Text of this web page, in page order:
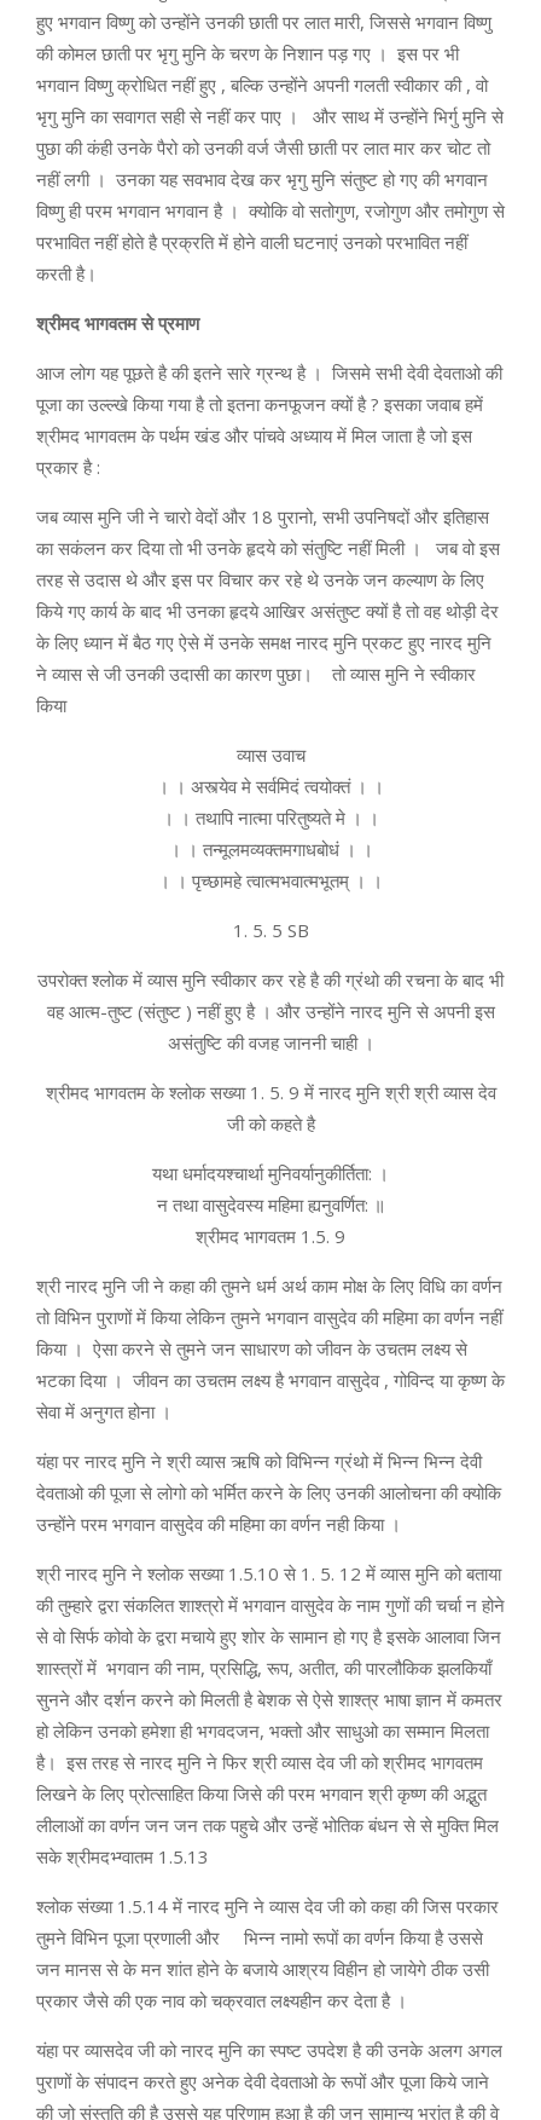
हुए भगवान विष्णु को उन्होंने उनकी छाती पर लात मारी, जिससे भगवान विष्णु
की कोमल छाती पर भृगु मुनि के चरण के निशान पड़ गए । इस पर भी
भगवान विष्णु क्रोधित नहीं हुए , बल्कि उन्होंने अपनी गलती स्वीकार की , वो
भृगु मुनि का सवागत सही से नहीं कर पाए । और साथ में उन्होंने भिर्गु मुनि से
पुछा की कंही उनके पैरो को उनकी वर्ज जैसी छाती पर लात मार कर चोट तो
नहीं लगी । उनका यह सवभाव देख कर भृगु मुनि संतुष्ट हो गए की भगवान
विष्णु ही परम भगवान भगवान है । क्योकि वो सतोगुण, रजोगुण और तमोगुण से
परभावित नहीं होते है प्रक्रति में होने वाली घटनाएं उनको परभावित नहीं
करती है।
श्रीमद भागवतम से प्रमाण
आज लोग यह पूछते है की इतने सारे ग्रन्थ है । जिसमे सभी देवी देवताओ की
पूजा का उल्ल्खे किया गया है तो इतना कनफूजन क्यों है ? इसका जवाब हमें
श्रीमद भागवतम के पर्थम खंड और पांचवे अध्याय में मिल जाता है जो इस
प्रकार है :
जब व्यास मुनि जी ने चारो वेदों और 18 पुरानो, सभी उपनिषदों और इतिहास
का सकंलन कर दिया तो भी उनके हृदये को संतुष्टि नहीं मिली । जब वो इस
तरह से उदास थे और इस पर विचार कर रहे थे उनके जन कल्याण के लिए
किये गए कार्य के बाद भी उनका हृदये आखिर असंतुष्ट क्यों है तो वह थोड़ी देर
के लिए ध्यान में बैठ गए ऐसे में उनके समक्ष नारद मुनि प्रकट हुए नारद मुनि
ने व्यास से जी उनकी उदासी का कारण पुछा। तो व्यास मुनि ने स्वीकार
किया
व्यास उवाच
। । अस्त्येव मे सर्वमिदं त्वयोक्तं । ।
। । तथापि नात्मा परितुष्यते मे । ।
। । तन्मूलमव्यक्तमगाधबोधं । ।
। । पृच्छामहे त्वात्मभवात्मभूतम् । ।
1. 5. 5 SB
उपरोक्त श्लोक में व्यास मुनि स्वीकार कर रहे है की ग्रंथो की रचना के बाद भी
वह आत्म-तुष्ट (संतुष्ट ) नहीं हुए है । और उन्होंने नारद मुनि से अपनी इस
असंतुष्टि की वजह जाननी चाही ।
श्रीमद भागवतम के श्लोक सख्या 1. 5. 9 में नारद मुनि श्री श्री व्यास देव
जी को कहते है
यथा धर्मादयश्चार्था मुनिवर्यानुकीर्तिता: ।
न तथा वासुदेवस्य महिमा ह्यनुवर्णित: ॥
श्रीमद भागवतम 1.5. 9
श्री नारद मुनि जी ने कहा की तुमने धर्म अर्थ काम मोक्ष के लिए विधि का वर्णन
तो विभिन पुराणों में किया लेकिन तुमने भगवान वासुदेव की महिमा का वर्णन नहीं
किया । ऐसा करने से तुमने जन साधारण को जीवन के उचतम लक्ष्य से
भटका दिया । जीवन का उचतम लक्ष्य है भगवान वासुदेव , गोविन्द या कृष्ण के
सेवा में अनुगत होना ।
यंहा पर नारद मुनि ने श्री व्यास ऋषि को विभिन्न ग्रंथो में भिन्न भिन्न देवी
देवताओ की पूजा से लोगो को भर्मित करने के लिए उनकी आलोचना की क्योकि
उन्होंने परम भगवान वासुदेव की महिमा का वर्णन नही किया ।
श्री नारद मुनि ने श्लोक सख्या 1.5.10 से 1. 5. 12 में व्यास मुनि को बताया
की तुम्हारे द्वरा संकलित शाश्त्रो में भगवान वासुदेव के नाम गुणों की चर्चा न होने
से वो सिर्फ कोवो के द्वरा मचाये हुए शोर के सामान हो गए है इसके आलावा जिन
शास्त्रों में भगवान की नाम, प्रसिद्धि, रूप, अतीत, की पारलौकिक झलकियाँ
सुनने और दर्शन करने को मिलती है बेशक से ऐसे शाश्त्र भाषा ज्ञान में कमतर
हो लेकिन उनको हमेशा ही भगवदजन, भक्तो और साधुओ का सम्मान मिलता
है। इस तरह से नारद मुनि ने फिर श्री व्यास देव जी को श्रीमद भागवतम
लिखने के लिए प्रोत्साहित किया जिसे की परम भगवान श्री कृष्ण की अद्भुत
लीलाओं का वर्णन जन जन तक पहुचे और उन्हें भोतिक बंधन से से मुक्ति मिल
सके श्रीमदभ्ग्वातम 1.5.13
श्लोक संख्या 1.5.14 में नारद मुनि ने व्यास देव जी को कहा की जिस परकार
तुमने विभिन पूजा प्रणाली और भिन्न नामो रूपों का वर्णन किया है उससे
जन मानस से के मन शांत होने के बजाये आश्रय विहीन हो जायेगे ठीक उसी
प्रकार जैसे की एक नाव को चक्रवात लक्ष्यहीन कर देता है ।
यंहा पर व्यासदेव जी को नारद मुनि का स्पष्ट उपदेश है की उनके अलग अगल
पुराणों के संपादन करते हुए अनेक देवी देवताओ के रूपों और पूजा किये जाने
की जो संस्तुति की है उससे यह परिणाम हुआ है की जन सामान्य भ्रांत है की वे